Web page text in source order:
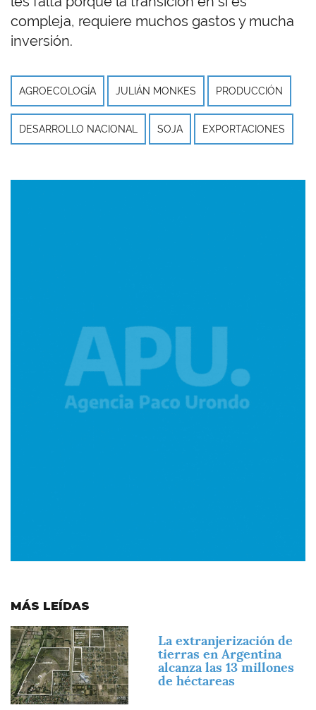
compleja, requiere muchos gastos y mucha
inversión.
AGROECOLOGÍA JULIÁN MONKES PRODUCCIÓN
DESARROLLO NACIONAL SOJA EXPORTACIONES
MÁS LEÍDAS
Imagen
La extranjerización de
tierras en Argentina
alcanza las 13 millones
de héctareas